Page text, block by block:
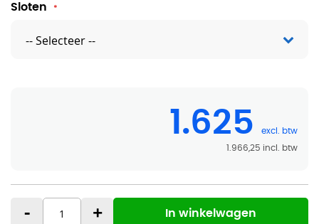
Sloten
1.625
1.966,25
- + In winkelwagen